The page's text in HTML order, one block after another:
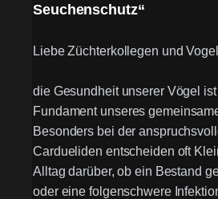
Seuchenschutz“
Liebe Züchterkollegen und
die Gesundheit unserer Vögel
Fundament unseres
Besonders bei der
Cardueliden entscheiden oft
Alltag darüber, ob ein Bestand
oder eine folgenschwere